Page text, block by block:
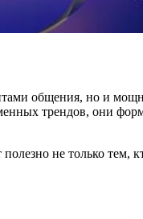
общения, но и
трендов, они
не только тем,